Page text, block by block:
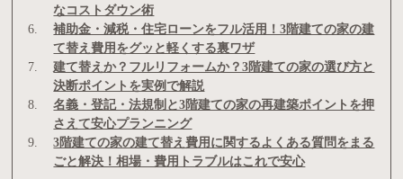
なコストダウン術
補助金・減税・住宅ローンをフル活用！3階建ての家の建
て替え費用をグッと軽くする裏ワザ
建て替えか？フルリフォームか？3階建ての家の選び方と
決断ポイントを実例で解説
名義・登記・法規制と3階建ての家の再建築ポイントを押
さえて安心プランニング
3階建ての家の建て替え費用に関するよくある質問をまる
ごと解決！相場・費用トラブルはこれで安心